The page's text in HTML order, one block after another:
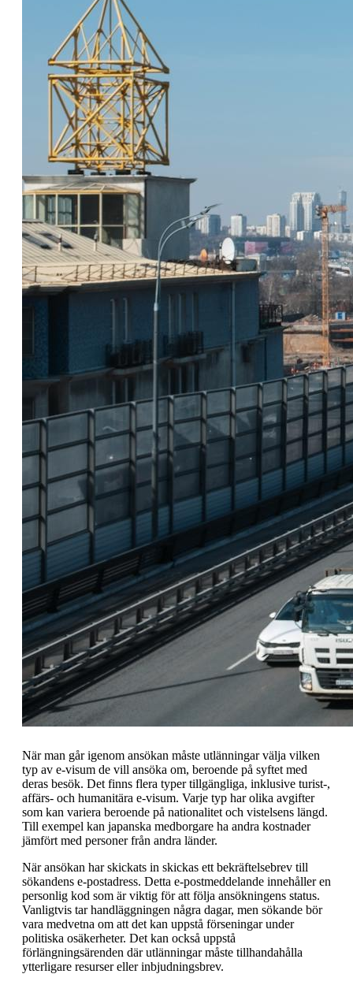
När man går igenom ansökan måste utlänningar välja vilken
typ av e-visum de vill ansöka om, beroende på syftet med
deras besök. Det finns flera typer tillgängliga, inklusive turist-,
affärs- och humanitära e-visum. Varje typ har olika avgifter
som kan variera beroende på nationalitet och vistelsens längd.
Till exempel kan japanska medborgare ha andra kostnader
jämfört med personer från andra länder.
När ansökan har skickats in skickas ett bekräftelsebrev till
sökandens e-postadress. Detta e-postmeddelande innehåller en
personlig kod som är viktig för att följa ansökningens status.
Vanligtvis tar handläggningen några dagar, men sökande bör
vara medvetna om att det kan uppstå förseningar under
politiska osäkerheter. Det kan också uppstå
förlängningsärenden där utlänningar måste tillhandahålla
ytterligare resurser eller inbjudningsbrev.